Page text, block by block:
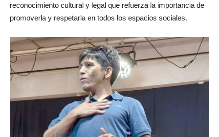
reconocimiento cultural y legal que refuerza la importancia de
promoverla y respetarla en todos los espacios sociales.